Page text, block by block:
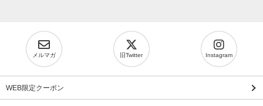
メルマガ 旧Twitter Instagram
WEB限定クーポン